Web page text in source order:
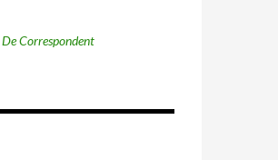
De Correspondent